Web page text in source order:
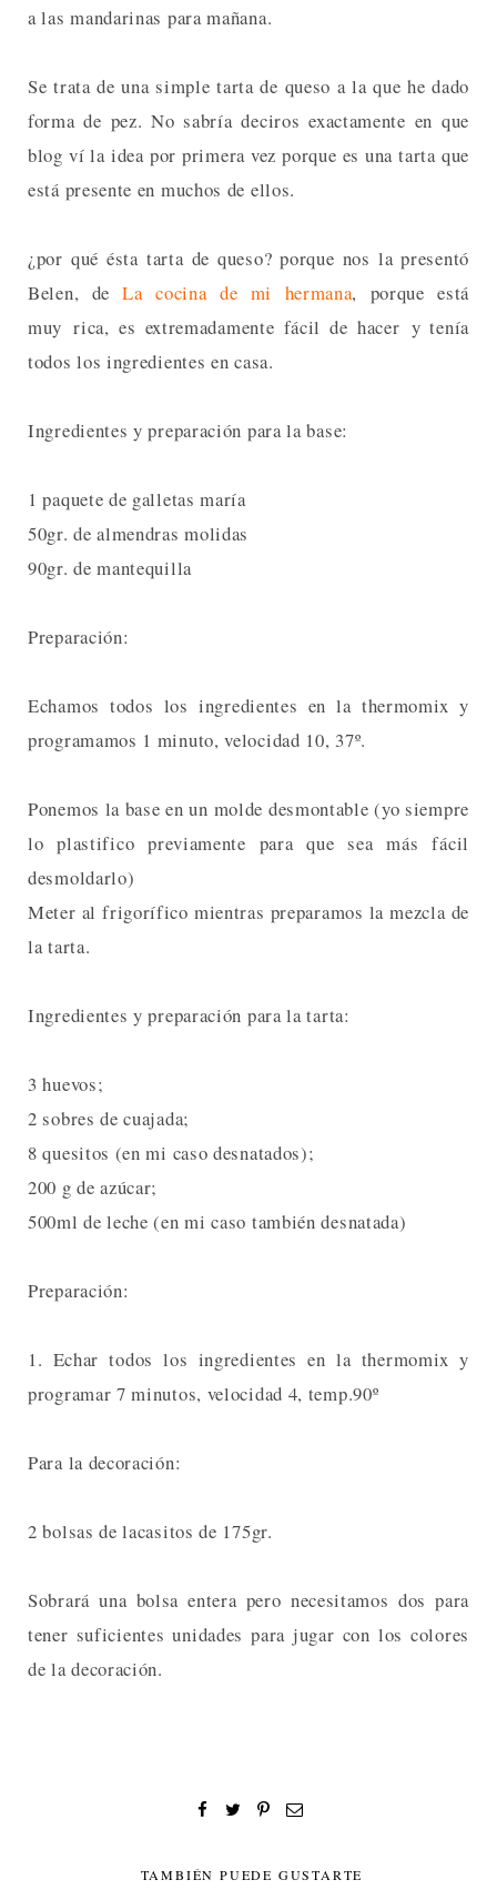
a las mandarinas para mañana.
Se trata de una simple tarta de queso a la que he dado
forma de pez. No sabría deciros exactamente en que
blog ví la idea por primera vez porque es una tarta que
está presente en muchos de ellos.
¿por qué ésta tarta de queso? porque nos la presentó
Belen, deLa cocina de mi hermana, porque está
muy rica, es extremadamente fácil de hacer y tenía
todos los ingredientes en casa.
Ingredientes y preparación para la base:
1 paquete de galletas maría
50gr. de almendras molidas
90gr. de mantequilla
Preparación:
Echamos todos los ingredientes en la thermomix y
programamos 1 minuto, velocidad 10, 37º.
Ponemos la base en un molde desmontable (yo siempre
lo plastifico previamente para que sea más fácil
desmoldarlo)
Meter al frigorífico mientras preparamos la mezcla de
la tarta.
Ingredientes y preparación para la tarta:
3 huevos;
2 sobres de cuajada;
8 quesitos (en mi caso desnatados);
200 g de azúcar;
500ml de leche (en mi caso también desnatada)
Preparación:
1. Echar todos los ingredientes en la thermomix y
programar 7 minutos, velocidad 4, temp.90º
Para la decoración:
2 bolsas de lacasitos de 175gr.
Sobrará una bolsa entera pero necesitamos dos para
tener suficientes unidades para jugar con los colores
de la decoración.
TAMBIÉN PUEDE GUSTARTE